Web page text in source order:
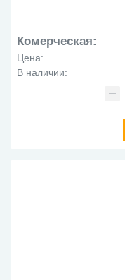
Комерческая:
Цена:
В наличии: